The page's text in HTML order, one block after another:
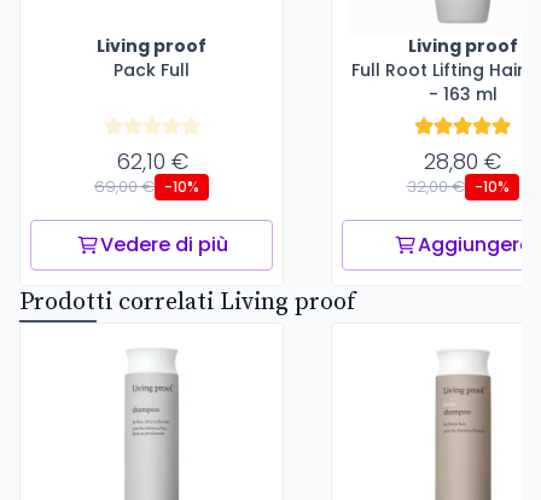
Living proof
Pack Full
62,10 €
69,00 € -10%
Vedere di più
Living proof
Full Root Lifting
- 163 ml
28,80 €
32,00 € -10%
Aggiungere
Prodotti correlati Living proof